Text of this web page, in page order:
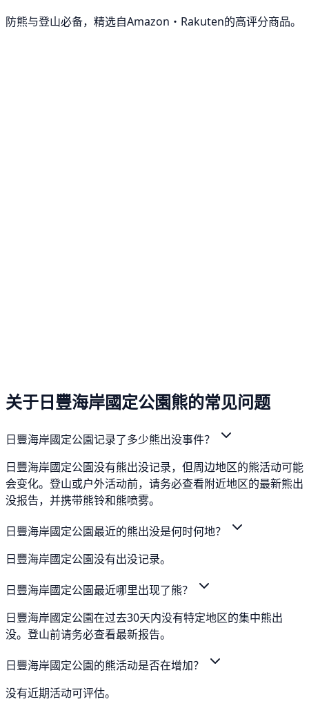
防熊与登山必备，精选自Amazon・Rakuten的高评分商品。
关于日豐海岸國定公園熊的常见问题
日豐海岸國定公園记录了多少熊出没事件？
日豐海岸國定公園没有熊出没记录，但周边地区的熊活动可能
会变化。登山或户外活动前，请务必查看附近地区的最新熊出
没报告，并携带熊铃和熊喷雾。
日豐海岸國定公園最近的熊出没是何时何地？
日豐海岸國定公園没有出没记录。
日豐海岸國定公園最近哪里出现了熊？
日豐海岸國定公園在过去30天内没有特定地区的集中熊出
没。登山前请务必查看最新报告。
日豐海岸國定公園的熊活动是否在增加？
没有近期活动可评估。